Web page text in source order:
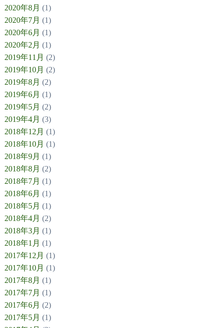
2020年8月 (1)
2020年7月 (1)
2020年6月 (1)
2020年2月 (1)
2019年11月 (2)
2019年10月 (2)
2019年8月 (2)
2019年6月 (1)
2019年5月 (2)
2019年4月 (3)
2018年12月 (1)
2018年10月 (1)
2018年9月 (1)
2018年8月 (2)
2018年7月 (1)
2018年6月 (1)
2018年5月 (1)
2018年4月 (2)
2018年3月 (1)
2018年1月 (1)
2017年12月 (1)
2017年10月 (1)
2017年8月 (1)
2017年7月 (1)
2017年6月 (2)
2017年5月 (1)